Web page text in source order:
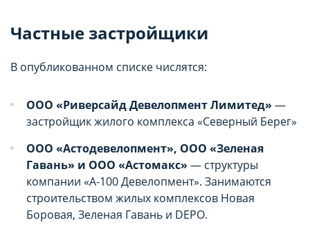
Частные застройщики
В опубликованном списке числятся:
ООО «Риверсайд Девелопмент Лимитед» —
застройщик жилого комплекса «Северный Берег»
ООО «Астодевелопмент», ООО «Зеленая
Гавань» и ООО «Астомакс» — структуры
компании «А-100 Девелопмент». Занимаются
строительством жилых комплексов Новая
Боровая, Зеленая Гавань и DEPO.
Рекламные cookie-файлы используются для
целей маркетинга и улучшения качества
персонализированного рекламного материала).
Запретить хранение данного типа cookie-
настройках браузера.
Рекламные cookie-файлы используются для
целей маркетинга и улучшения качества
персонализированного рекламного материала).
Запретить хранение данного типа cookie-
настройках браузера.